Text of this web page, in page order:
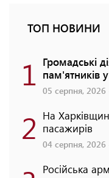
ТОП НОВИНИ
1 Громадські
пам'ятників
05 серпня, 2026
2 На
пасажирів
04 серпня, 2026
Російська